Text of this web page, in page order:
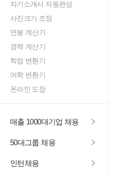
자기소개서 자동완성
사진크기 조정
연봉 계산기
경력 계산기
학점 변환기
어학 변환기
온라인 도장
매출 1000대기업 채용
50대그룹 채용
인턴채용